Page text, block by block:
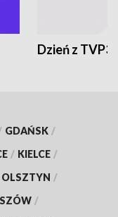
Dzień z TVP3
GDAŃSK /
/ KIELCE /
OLSZTYN /
/